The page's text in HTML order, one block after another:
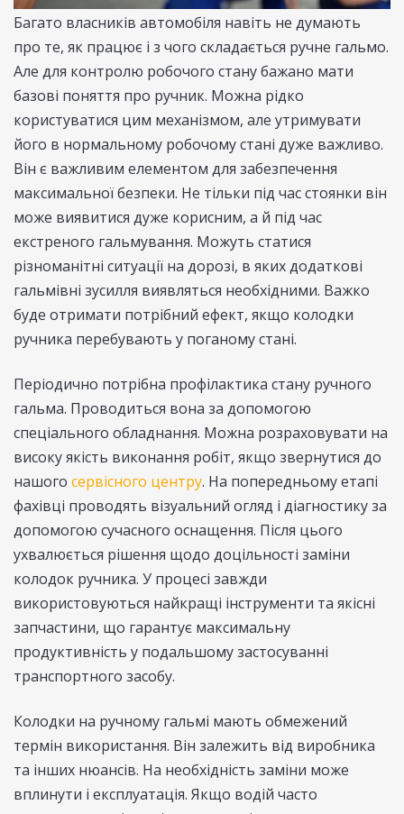
Багато власників автомобіля навіть не думають
про те, як працює і з чого складається ручне гальмо.
Але для контролю робочого стану бажано мати
базові поняття про ручник. Можна рідко
користуватися цим механізмом, але утримувати
його в нормальному робочому стані дуже важливо.
Він є важливим елементом для забезпечення
максимальної безпеки. Не тільки під час стоянки він
може виявитися дуже корисним, а й під час
екстреного гальмування. Можуть статися
різноманітні ситуації на дорозі, в яких додаткові
гальмівні зусилля виявляться необхідними. Важко
буде отримати потрібний ефект, якщо колодки
ручника перебувають у поганому стані.
Періодично потрібна профілактика стану ручного
гальма. Проводиться вона за допомогою
спеціального обладнання. Можна розраховувати на
високу якість виконання робіт, якщо звернутися до
нашого сервісного центру. На попередньому етапі
фахівці проводять візуальний огляд і діагностику за
допомогою сучасного оснащення. Після цього
ухвалюється рішення щодо доцільності заміни
колодок ручника. У процесі завжди
використовуються найкращі інструменти та якісні
запчастини, що гарантує максимальну
продуктивність у подальшому застосуванні
транспортного засобу.
Колодки на ручному гальмі мають обмежений
термін використання. Він залежить від виробника
та інших нюансів. На необхідність заміни може
вплинути і експлуатація. Якщо водій часто